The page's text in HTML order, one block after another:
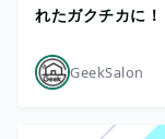
れたガクチカに
GeekSalon